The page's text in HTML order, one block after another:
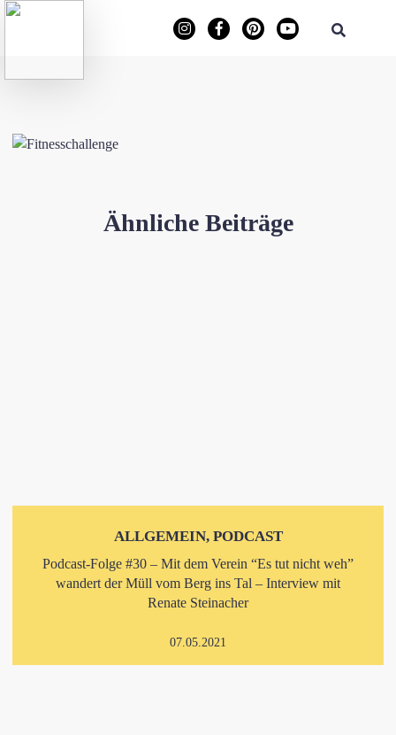
Ähnliche Beiträge
ALLGEMEIN, PODCAST
Podcast-Folge #30 – Mit dem Verein “Es tut nicht weh”
wandert der Müll vom Berg ins Tal – Interview mit
Renate Steinacher
07.05.2021